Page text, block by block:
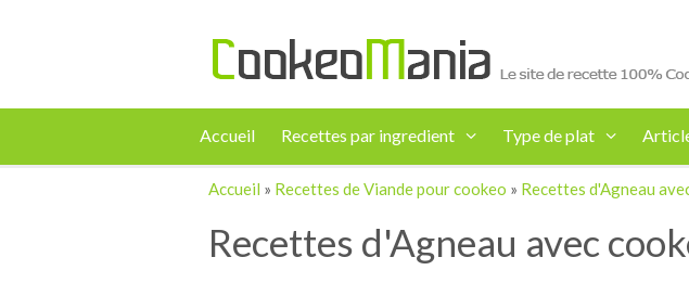
Accueil Recettes par ingredient Type de plat
Accueil » Recettes de Viande pour cookeo » Recettes d'Agneau
Recettes d'Agneau avec